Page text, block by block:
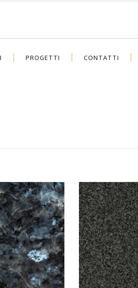
PROGETTI CONTATTI